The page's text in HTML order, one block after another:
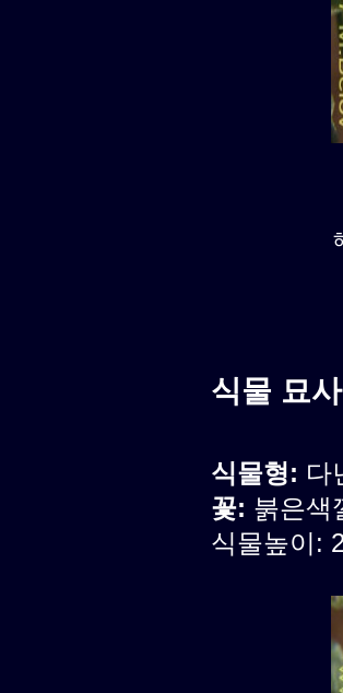
식물 묘사
식물형: 다
꽃: 붉은색
식물높이: